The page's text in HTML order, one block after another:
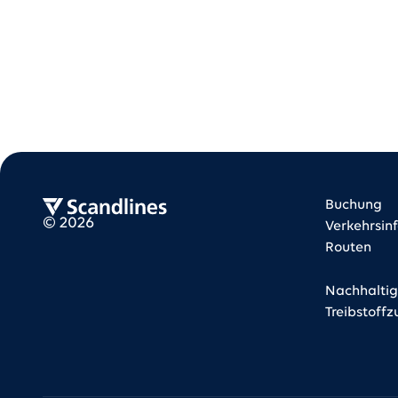
Scandlines Freight
Scandlines Freight
© 2026
Buchung
Routen